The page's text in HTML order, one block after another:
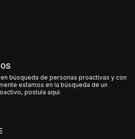
búsqueda de personas proactivas y con
estamos en la búsqueda de un
postula aquí.